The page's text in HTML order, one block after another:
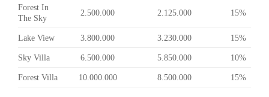
Forest In
The Sky
2.500.000 2.125.000 15%
Lake View 3.800.000 3.230.000 15%
Sky Villa 6.500.000 5.850.000 10%
Forest Villa 10.000.000 8.500.000 15%